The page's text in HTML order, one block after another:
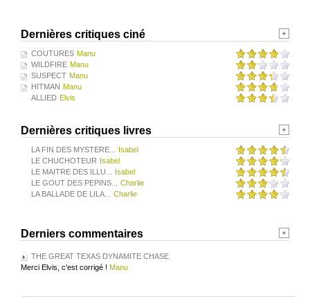
Dernières critiques ciné
COUTURES Manu
WILDFIRE Manu
SUSPECT Manu
HITMAN Manu
ALLIED Elvis
Dernières critiques livres
LA FIN DES MYSTERE...
Isabel
LE CHUCHOTEUR Isabel
LE MAITRE DES ILLU...
Isabel
LE GOUT DES PEPINS...
Charlie
LA BALLADE DE LILA...
Charlie
Derniers commentaires
THE GREAT TEXAS DYNAMITE CHASE
Merci Elvis, c'est corrigé ! Manu